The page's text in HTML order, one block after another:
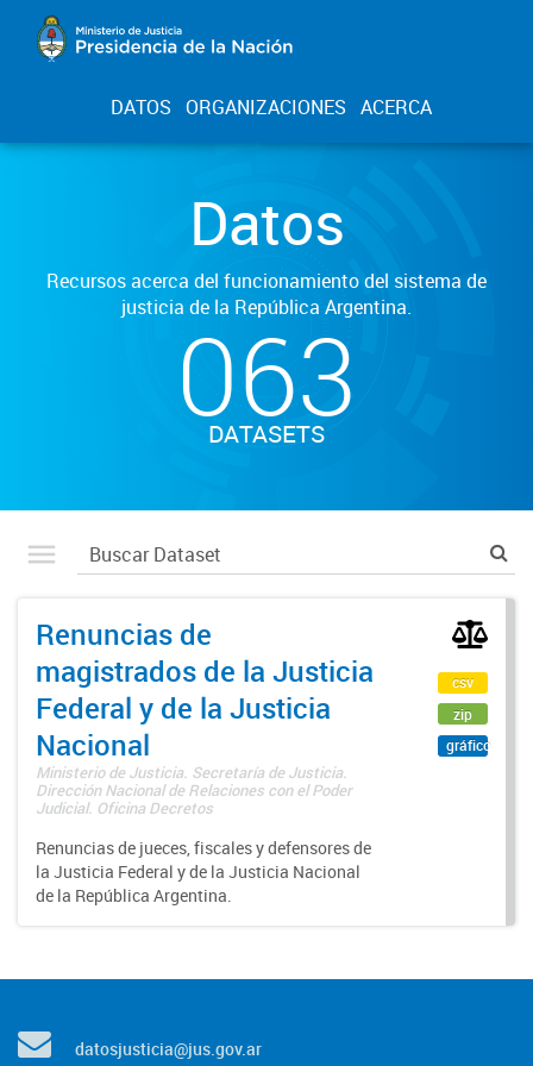
DATOS ORGANIZACIONES ACERCA
Datos
Recursos acerca del funcionamiento del sistema de
justicia de la República Argentina.
063
DATASETS
Renuncias de
magistrados de la Justicia
Federal y de la Justicia
Nacional
Ministerio de Justicia. Secretaría de Justicia.
Dirección Nacional de Relaciones con el Poder
Judicial. Oficina Decretos
Renuncias de jueces, fiscales y defensores de
la Justicia Federal y de la Justicia Nacional
de la República Argentina.
csv
zip
gráfico
datosjusticia@jus.gov.ar